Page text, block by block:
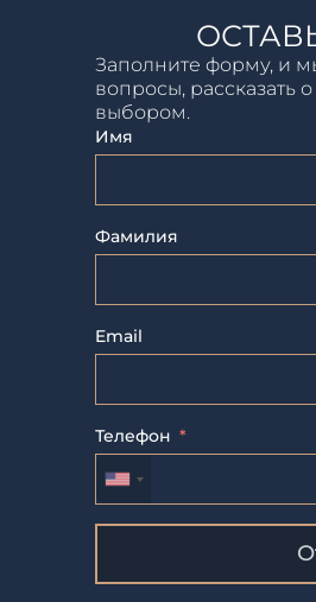
Заполните форму, и
вопросы, рассказать
выбором.
Имя
Фамилия
Email
Телефон